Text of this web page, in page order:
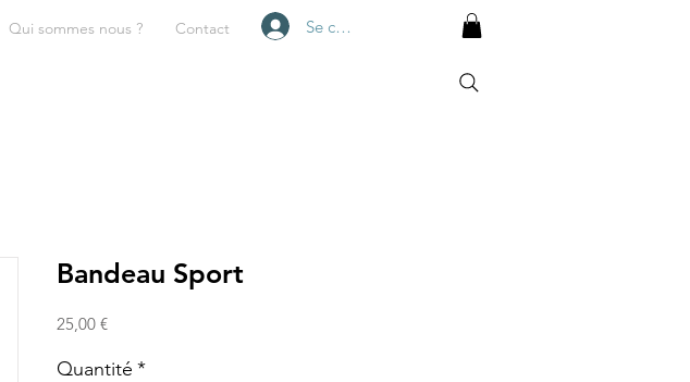
Qui sommes nous ? Contact Se connecter
Bandeau Sport
25,00 €Prix
Quantité *